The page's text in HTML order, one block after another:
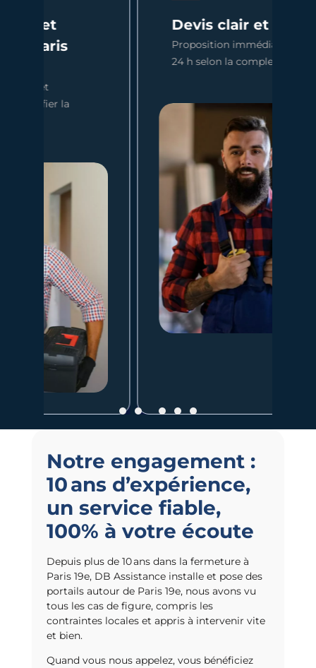
Devis clair et rapide
Proposition immédiate ou sous
24 h selon la complexité.
Notre engagement :
10 ans d’expérience,
un service fiable,
100% à votre écoute
Depuis plus de 10 ans dans la fermeture à
Paris 19e, DB Assistance installe et pose des
portails autour de Paris 19e, nous avons vu
tous les cas de figure, compris les
contraintes locales et appris à intervenir vite
et bien.
Quand vous nous appelez, vous bénéficiez